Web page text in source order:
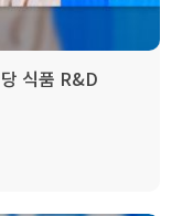
식품 R&D